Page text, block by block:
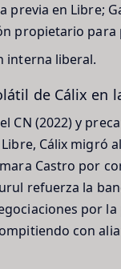
previa en Libre;
propietario
interna liberal.
de Cálix en
CN (2022) y
Cálix migró
Castro por
refuerza la
por la
con